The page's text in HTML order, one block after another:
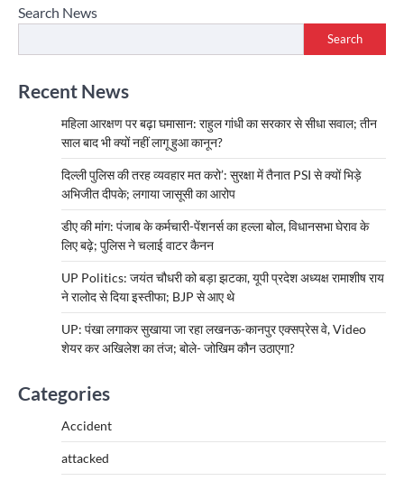
Search News
Search
Recent News
महिला आरक्षण पर बढ़ा घमासान: राहुल गांधी का सरकार से सीधा सवाल; तीन
साल बाद भी क्यों नहीं लागू हुआ कानून?
दिल्ली पुलिस की तरह व्यवहार मत करो’: सुरक्षा में तैनात PSI से क्यों भिड़े
अभिजीत दीपके; लगाया जासूसी का आरोप
डीए की मांग: पंजाब के कर्मचारी-पेंशनर्स का हल्ला बोल, विधानसभा घेराव के
लिए बढ़े; पुलिस ने चलाई वाटर कैनन
UP Politics: जयंत चौधरी को बड़ा झटका, यूपी प्रदेश अध्यक्ष रामाशीष राय
ने रालोद से दिया इस्तीफा; BJP से आए थे
UP: पंखा लगाकर सुखाया जा रहा लखनऊ-कानपुर एक्सप्रेस वे, Video
शेयर कर अखिलेश का तंज; बोले- जोखिम कौन उठाएगा?
Categories
Accident
attacked